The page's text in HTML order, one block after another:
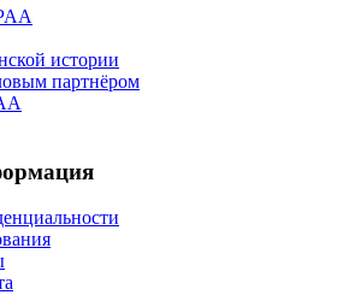
истории
партнёром